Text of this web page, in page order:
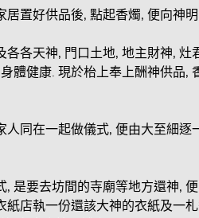
居置好供品後, 點起香燭, 便向神
各各天神, 門口土地, 地主財神,
體健康. 現於枱上奉上酬神供品,
人同在一起做儀式, 便由大至細
, 是要去坊間的寺廟等地方還神,
紙店執一份還該大神的衣紙及一